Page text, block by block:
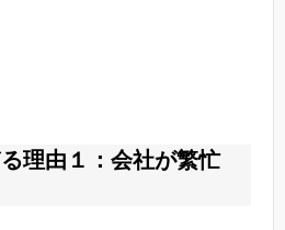
理由１：会社が繁忙